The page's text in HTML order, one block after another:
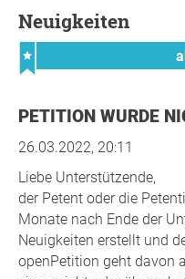
Neuigkeiten
PETITION WURDE
26.03.2022, 20:11
Liebe Unterstützende,
der Petent oder die
Monate nach Ende der
Neuigkeiten erstellt und
openPetition geht davon